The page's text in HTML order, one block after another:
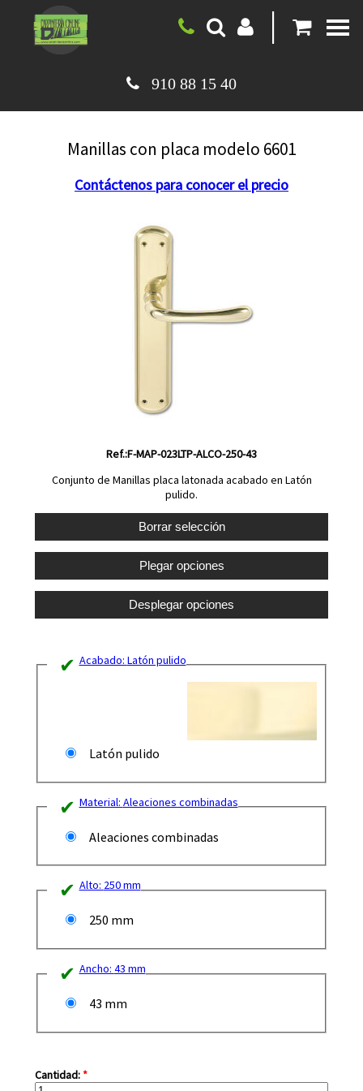
|
910 88 15 40
Manillas con placa modelo 6601
Contáctenos para conocer el precio
Ref.:F-MAP-023LTP-ALCO-250-43
Conjunto de Manillas placa latonada acabado en Latón
pulido.
Acabado: Latón pulido
Latón pulido
Material: Aleaciones combinadas
Aleaciones combinadas
Alto: 250 mm
250 mm
Ancho: 43 mm
43 mm
Cantidad:*